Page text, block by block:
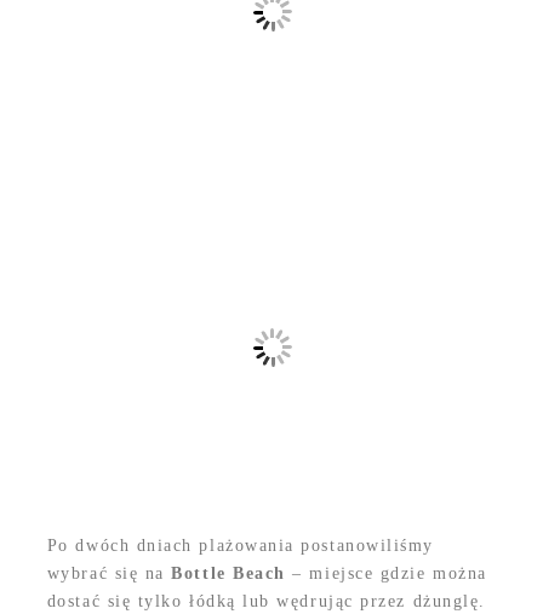
Po dwóch dniach plażowania postanowiliśmy
wybrać się naBottle Beach – miejsce gdzie można
dostać się tylko łódką lub wędrując przez dżunglę.